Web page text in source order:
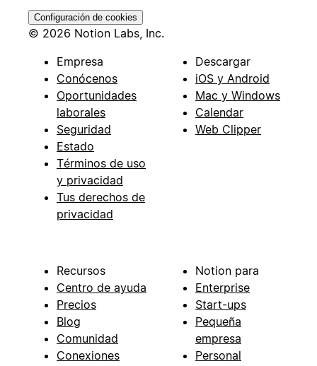
Configuración de cookies
© 2026 Notion Labs, Inc.
Empresa
Conócenos
Oportunidades
laborales
Seguridad
Estado
Términos de uso
y privacidad
Tus derechos de
privacidad
Descargar
iOS y Android
Mac y Windows
Calendar
Web Clipper
Recursos
Centro de ayuda
Precios
Blog
Comunidad
Conexiones
Notion para
Enterprise
Start-ups
Pequeña
empresa
Personal